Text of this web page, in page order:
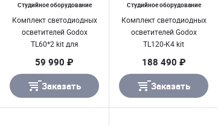
Студийное оборудование
Комплект светодиодных
осветителей Godox
TL60*2 kit для
59 990 ₽
Заказать
Студийное оборудование
Комплект светодиодных
осветителей Godox
TL120-K4 kit
188 490 ₽
Заказать